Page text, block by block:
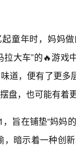
童年时，妈妈
拉大车”的🔥游
道，便有了更
盘，也可能有着
旨在铺垫“妈妈
，暗示着一种创